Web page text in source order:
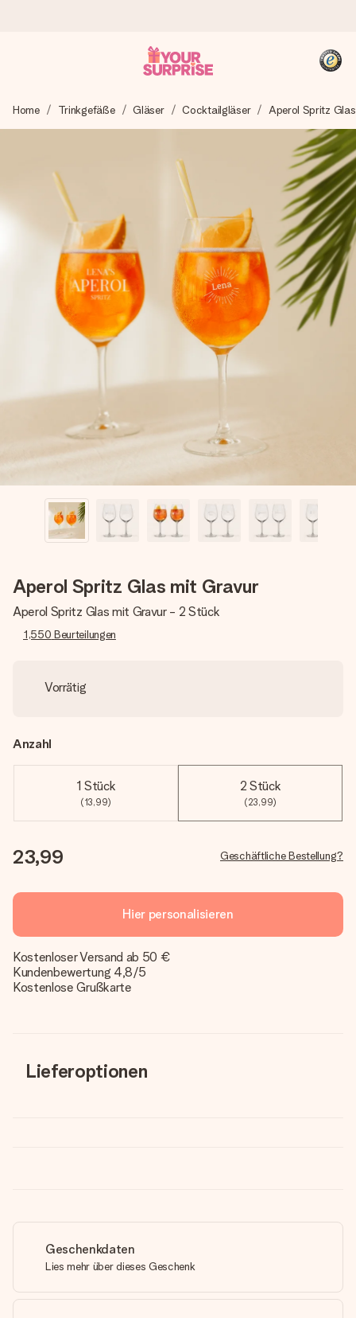
Wir bereiten dein Geschenk sorgfältig vor und schicken es
blitzschnell – damit du es genau zum richtigen Zeitpunkt
4,8 (basierend auf +15.000 Bewertungen)
Unsere Geschenke begeistern. Kunden bewerten uns mit
4,8 bei Google Reviews (Gesamtergebnis aller Länder, in
die wir versenden).
+49 39292 929695
Montag - Freitag : 8:30 - 17:00 Uhr
Samstag - Sonntag : 8:30 - 13:00 Uhr
Home Trinkgefäße Gläser Cocktailgläser Aperol Spritz Glas
Aperol Spritz Glas mit Gravur
Aperol Spritz Glas mit Gravur - 2 Stück
1,550 Beurteilungen
Vorrätig
Anzahl
1 Stück
(13,99)
2 Stück
(23,99)
23,99 Geschäftliche Bestellung?
Hier personalisieren
Kostenloser Versand ab 50 €
Kundenbewertung 4,8/5
Kostenlose Grußkarte
Lieferoptionen
Geschenkdaten
Lies mehr über dieses Geschenk